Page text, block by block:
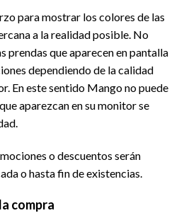
para mostrar los colores de las
a la realidad posible. No
prendas que aparecen en pantalla
dependiendo de la calidad
En este sentido Mango no puede
aparezcan en su monitor se
o descuentos serán
o hasta fin de existencias.
compra